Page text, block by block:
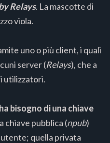
Relays. La mascotte di
viola.
uno o più client, i quali
server (Relays), che a
utilizzatori.
bisogno di una chiave
chiave pubblica (npub)
quella privata